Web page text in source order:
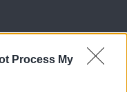
Process My